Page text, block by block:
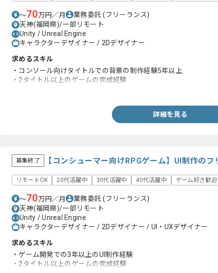
〜70万円／月 業務委託(フリーランス)
天神(福岡県)/一部リモート
Unity / Unreal Engine
キャラクターデザイナー / 2Dデザイナー
求めるスキル
・コンソール向けタイトルでの背景の制作経験5年以上
・2タイトル以上のゲームの完成経験
詳細を見る
募集終了 【コンシューマー向けRPGゲーム】UI制作の
リモートOK 20代活躍中 30代活躍中 40代活躍中 ゲーム好き歓迎
〜70万円／月 業務委託(フリーランス)
天神(福岡県)/一部リモート
Unity / Unreal Engine
キャラクターデザイナー / 2Dデザイナー / UI・UXデザイナー
求めるスキル
・ゲーム開発での3年以上のUI制作経験
・2タイトル以上のゲームの完成経験